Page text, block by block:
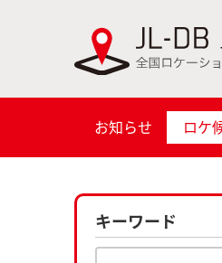
お知らせ ロケ
キーワード